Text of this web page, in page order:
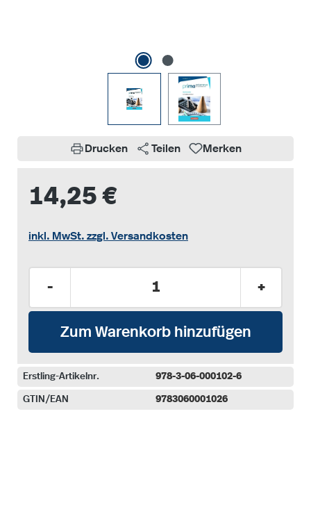
Drucken Teilen Merken
14,25 €
inkl. MwSt. zzgl. Versandkosten
- +
Zum Warenkorb hinzufügen
Erstling-Artikelnr. 978-3-06-000102-6
GTIN/EAN 9783060001026